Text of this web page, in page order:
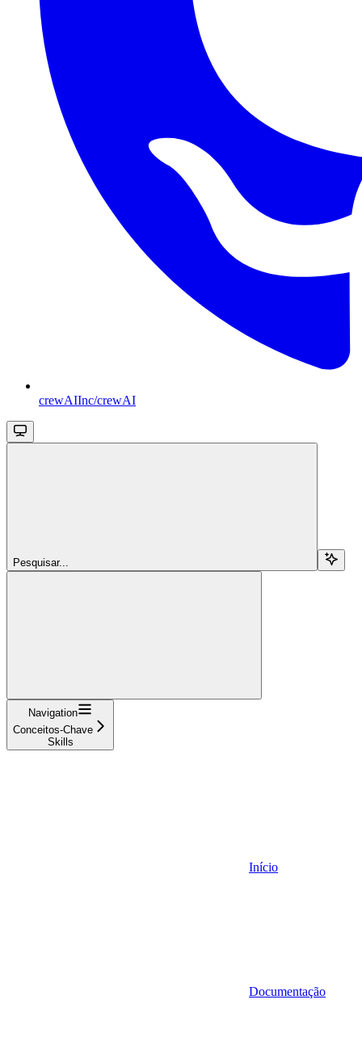
crewAIInc/crewAI
Pesquisar...
Navigation
Conceitos-Chave
Skills
Início
Documentação